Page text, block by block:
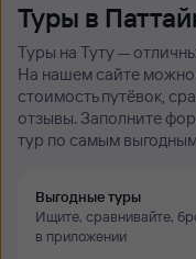
Туры в
Туры на Туту —
На нашем сайте
стоимость путёвок,
отзывы. Заполните
тур по самым
Выгодные туры
Ищите, сравнивайте,
в приложении